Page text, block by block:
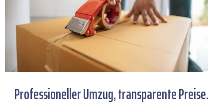
Professioneller Umzug, transparente Preise.